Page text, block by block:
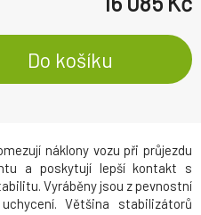
náklony vozu při průjezdu
a poskytují lepší kontakt s
Vyráběny jsou z pevnostní
Většina stabilizátorů
Do košíku